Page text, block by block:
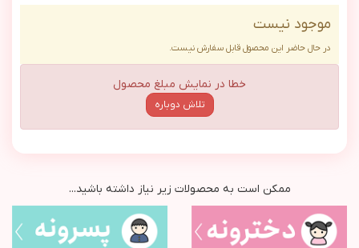
موجود نیست
در حال حاضر این محصول قابل سفارش نیست.
خطا در نمایش مبلغ محصول
تلاش دوباره
ممکن است به محصولات زیر نیاز داشته باشید...